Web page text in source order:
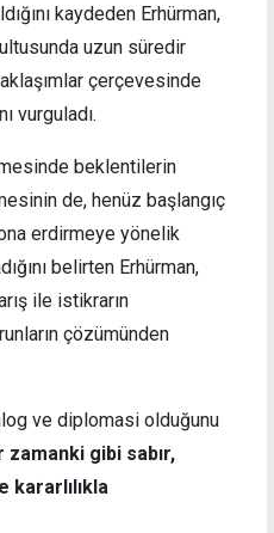
kaydeden Erhürman,
uzun süredir
çerçevesinde
vurguladı.
beklentilerin
de, henüz başlangıç
erdirmeye yönelik
belirten Erhürman,
ile istikrarın
çözümünden
ve diplomasi olduğunu
zamanki gibi sabır,
kararlılıkla